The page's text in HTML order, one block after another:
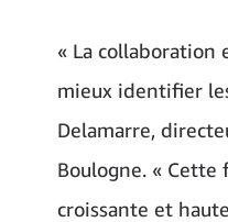
« La collaboration
mieux identifier
Delamarre,
Boulogne. «
croissante et